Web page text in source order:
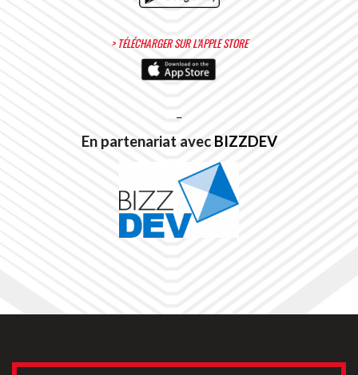
> TÉLÉCHARGER SUR L’APPLE STORE
En partenariat avec BIZZDEV